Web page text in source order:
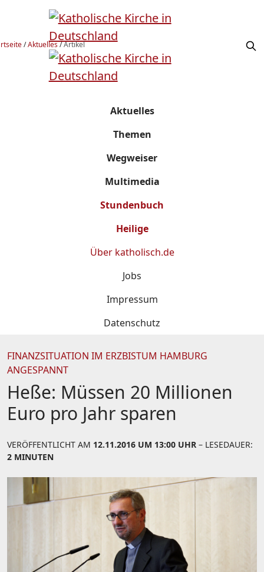
/Aktuelles/Artikel
Aktuelles
Themen
Wegweiser
Multimedia
Stundenbuch
Heilige
Über katholisch.de
Jobs
Impressum
Datenschutz
FINANZSITUATION IM ERZBISTUM HAMBURG
ANGESPANNT
Heße: Müssen 20 Millionen
Euro pro Jahr sparen
VERÖFFENTLICHT AM 12.11.2016 UM 13:00 UHR – LESEDAUER:
2 MINUTEN